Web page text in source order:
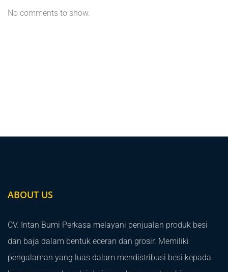
No comments to show.
ABOUT US
CV. Intan Bumi Perkasa melayani penjualan produk besi
dan baja dalam bentuk eceran dan grosir. Memiliki
pengalaman yang luas dalam mendistribusi besi kepada